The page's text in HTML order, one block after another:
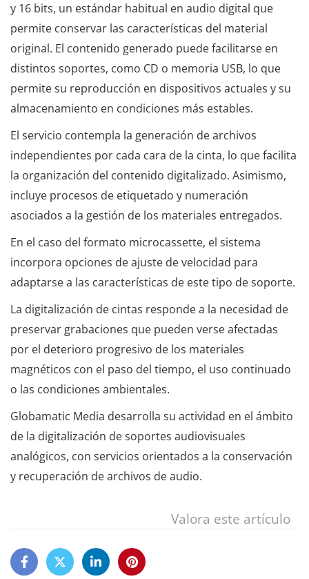
y 16 bits, un estándar habitual en audio digital que
permite conservar las características del material
original. El contenido generado puede facilitarse en
distintos soportes, como CD o memoria USB, lo que
permite su reproducción en dispositivos actuales y su
almacenamiento en condiciones más estables.
El servicio contempla la generación de archivos
independientes por cada cara de la cinta, lo que facilita
la organización del contenido digitalizado. Asimismo,
incluye procesos de etiquetado y numeración
asociados a la gestión de los materiales entregados.
En el caso del formato microcassette, el sistema
incorpora opciones de ajuste de velocidad para
adaptarse a las características de este tipo de soporte.
La digitalización de cintas responde a la necesidad de
preservar grabaciones que pueden verse afectadas
por el deterioro progresivo de los materiales
magnéticos con el paso del tiempo, el uso continuado
o las condiciones ambientales.
Globamatic Media desarrolla su actividad en el ámbito
de la digitalización de soportes audiovisuales
analógicos, con servicios orientados a la conservación
y recuperación de archivos de audio.
Valora este artículo